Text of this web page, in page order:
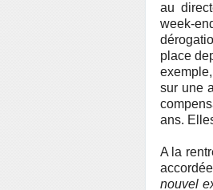
au
week-
place
sur une
ans.
A la
nouvel